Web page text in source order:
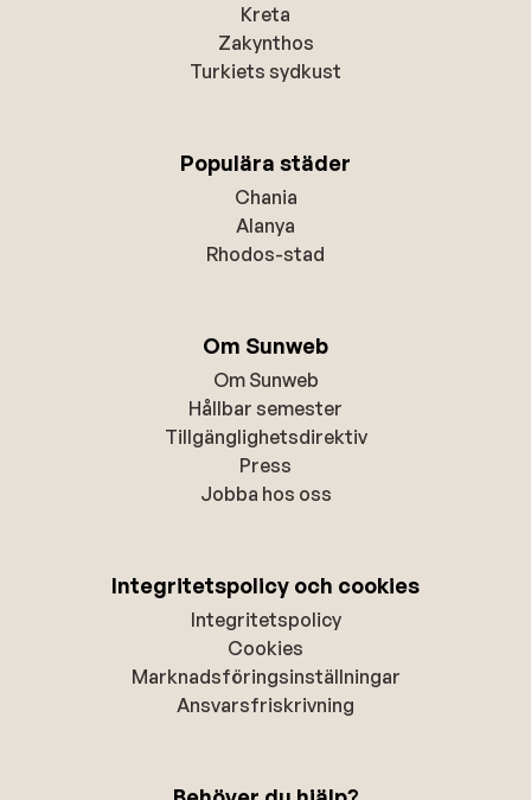
Kreta
Zakynthos
Turkiets sydkust
Populära städer
Chania
Alanya
Rhodos-stad
Om Sunweb
Om Sunweb
Hållbar semester
Tillgänglighetsdirektiv
Press
Jobba hos oss
Integritetspolicy och cookies
Integritetspolicy
Cookies
Marknadsföringsinställningar
Ansvarsfriskrivning